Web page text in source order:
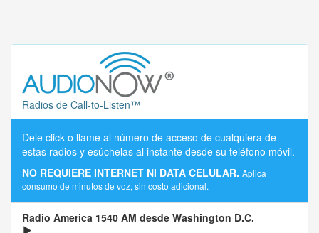
Radios de Call-to-Listen™
Dele click o llame al número de acceso de cualquiera de
estas radios y esúchelas al instante desde su teléfono móvil.
NO REQUIERE INTERNET NI DATA CELULAR. Aplica
consumo de minutos de voz, sin costo adicional.
Radio America 1540 AM desde Washington D.C.